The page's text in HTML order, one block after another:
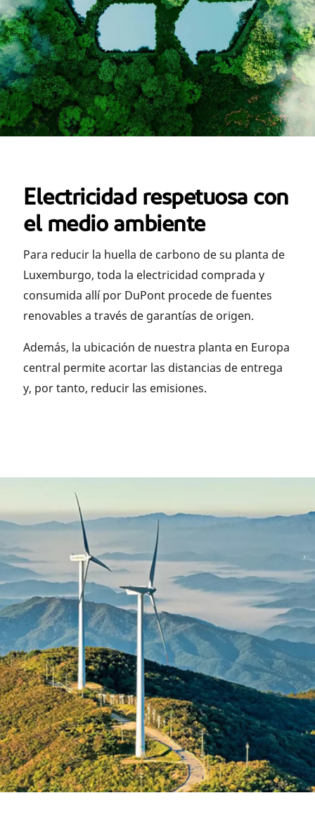
Electricidad respetuosa con
el medio ambiente
Para reducir la huella de carbono de su planta de
Luxemburgo, toda la electricidad comprada y
consumida allí por DuPont procede de fuentes
renovables a través de garantías de origen.
Además, la ubicación de nuestra planta en Europa
central permite acortar las distancias de entrega
y, por tanto, reducir las emisiones.